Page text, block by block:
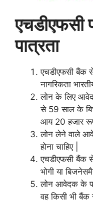
एचडीएफसी
पात्रता
एचडीएफसी बैंक
नागरिकता
लोन के लिए
से 59 साल के
आय 20 हजार
लोन लेने वाले
होना चाहिए |
एचडीएफसी बैंक
भोगी या
लोन आवेदक के
वह किसी भी बैंक